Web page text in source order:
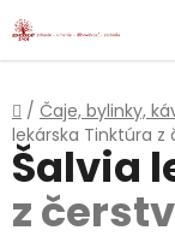
Prejsť
na
Domov
/ Čaje, bylinky,
lekárska Tinktúra z
Šalvia
z